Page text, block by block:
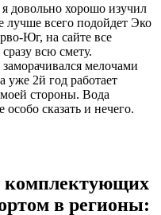
довольно хорошо изучил
всего подойдет Эко
Юг, на сайте все
всю смету.
мелочами
уже 2й год работает
стороны. Вода
сказать и нечего.
комплектующих
в регионы: